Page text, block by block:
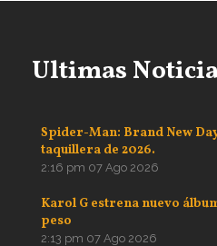
Ultimas
Spider-Man: Brand New
taquillera de 2026.
2:16 pm 07 Ago 2026
Karol G estrena nuevo
peso
2:13 pm 07 Ago 2026